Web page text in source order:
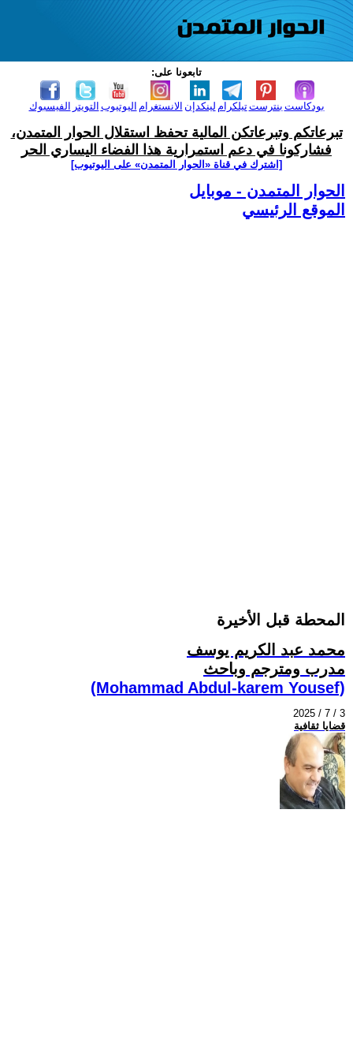
تابعونا على:
الفيسبوك التويتر اليوتيوب الانستغرام لينكدإن تيلكرامبنترست بودكاست
تبرعاتكم وتبرعاتكن المالية تحفظ استقلال الحوار المتمدن،
فشاركونا في دعم استمرارية هذا الفضاء اليساري الحر
[اشترك في قناة ‫«الحوار المتمدن» على اليوتيوب]
الحوار المتمدن - موبايل
الموقع الرئيسي
‏المحطة قبل الأخيرة ‏
محمد عبد الكريم يوسف
مدرب ومترجم وباحث
(Mohammad Abdul-karem Yousef)
2025 / 7 / 3
قضايا ثقافية